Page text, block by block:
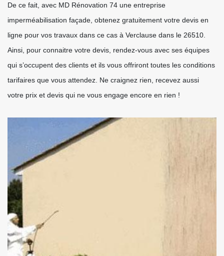
De ce fait, avec MD Rénovation 74 une entreprise
imperméabilisation façade, obtenez gratuitement votre devis en
ligne pour vos travaux dans ce cas à Verclause dans le 26510.
Ainsi, pour connaitre votre devis, rendez-vous avec ses équipes
qui s’occupent des clients et ils vous offriront toutes les conditions
tarifaires que vous attendez. Ne craignez rien, recevez aussi
votre prix et devis qui ne vous engage encore en rien !